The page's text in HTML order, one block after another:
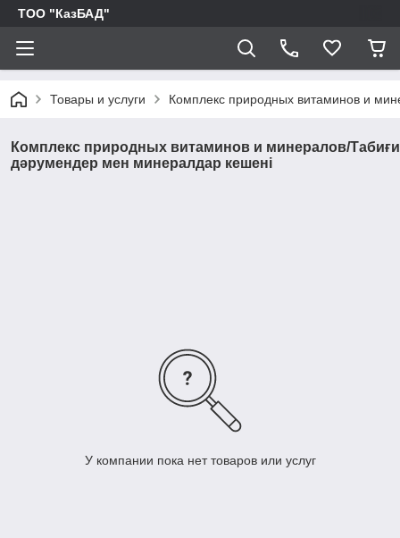
ТОО "КазБАД"
Товары и услуги Комплекс природных витаминов и
Комплекс природных витаминов и минералов/Табиғи
дәрумендер мен минералдар кешені
У компании пока нет товаров или услуг